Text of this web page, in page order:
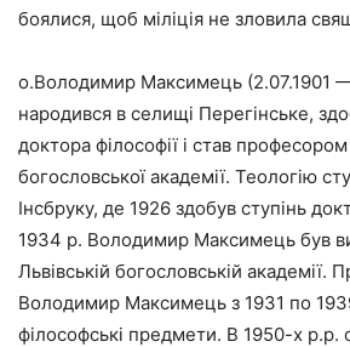
боялися, щоб міліція не зловила
о.Володимир Максимець (2.07.1901
народився в селищі Перегінське,
доктора філософії і став професором
богословської академії. Теологію
Інсбруку, де 1926 здобув ступінь
1934 р. Володимир Максимець був
Львівській богословській академії.
Володимир Максимець з 1931 по
філософські предмети. В 1950-х